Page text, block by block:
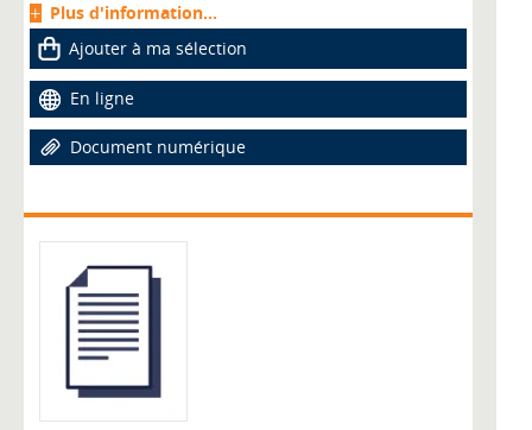
Plus d'information...
Ajouter à ma sélection
En ligne
Document numérique